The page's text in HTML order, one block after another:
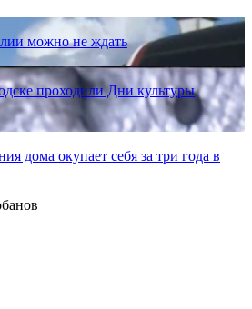
можно не ждать
проходили Дни культуры
дома окупает себя за три года в